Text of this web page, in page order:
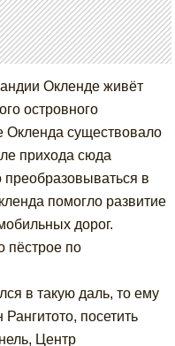
Окленде живёт
островного
Окленда существовало
прихода сюда
преобразовываться в
помогло развитие
дорог.
пёстрое по
в такую даль, то ему
посетить
Центр